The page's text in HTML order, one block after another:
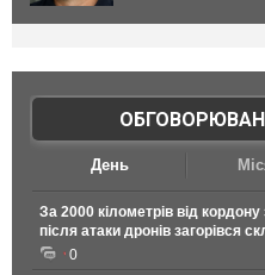
День
За 2000 кілометрів від
після атаки дронів загорівся
0